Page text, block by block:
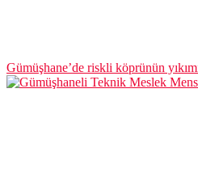
Gümüşhane’de riskli köprünün